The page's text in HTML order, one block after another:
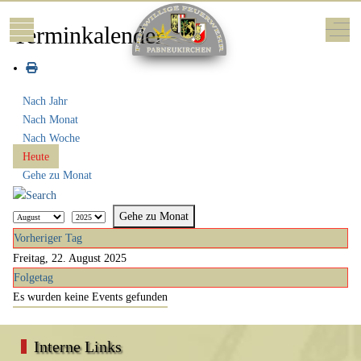
Mobile Menu Toggle Off-
Terminkalender
Nach Jahr
Nach Monat
Nach Woche
Heute
Gehe zu Monat
Gehe zu Monat
Vorheriger Tag
Freitag, 22. August 2025
Folgetag
Es wurden keine Events gefunden
Interne Links